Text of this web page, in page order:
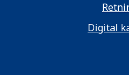
Digital